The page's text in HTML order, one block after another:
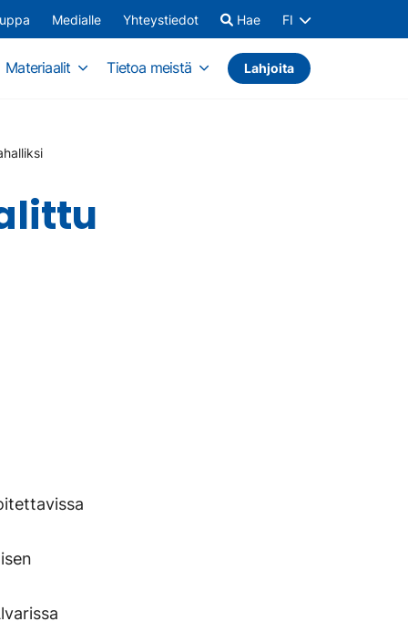
Medialle Yhteystiedot Hae FI
Materiaalit Tietoa meistä Lahjoita